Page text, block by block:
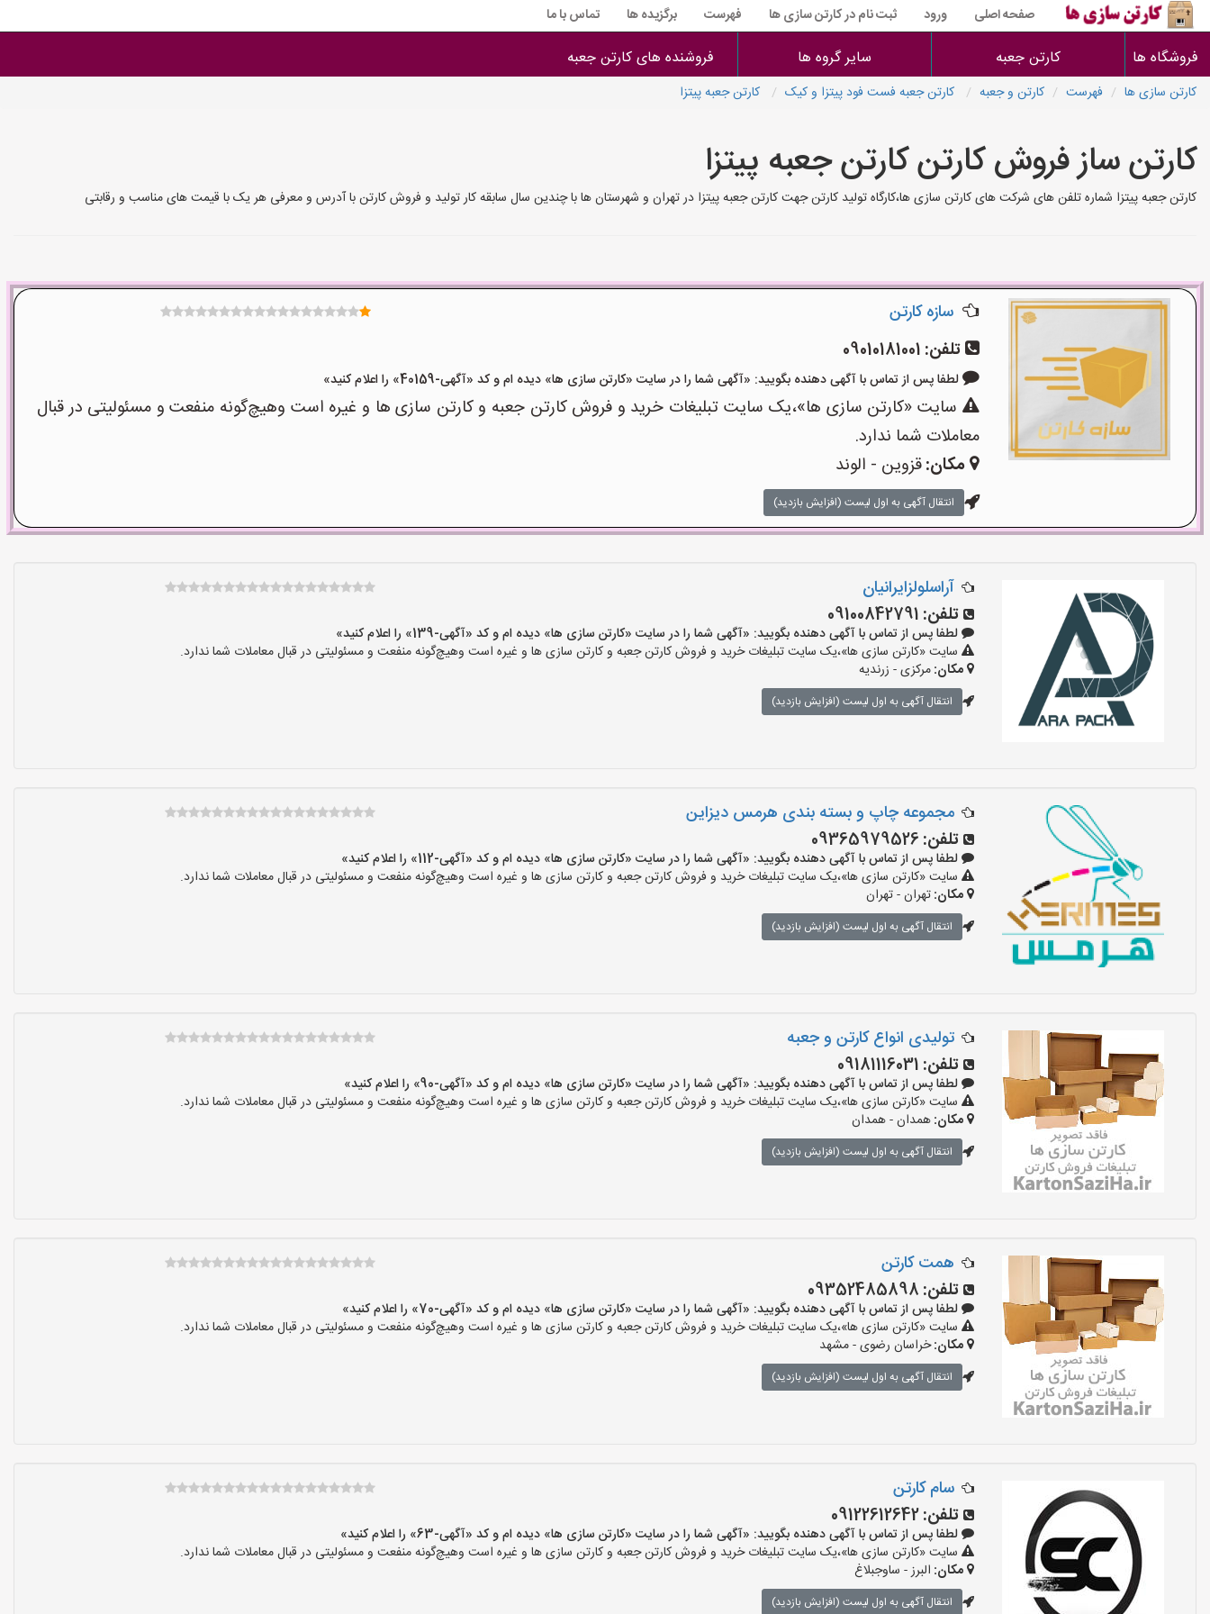
صفحه اصلی ورود ثبت نام در کارتن سازی ها فهرست برگزیده ها تماس با ما
فروشگاه ها کارتن جعبه سایر گروه ها فروشنده های کارتن جعبه
کارتن سازی ها فهرست کارتن و جعبه کارتن جعبه فست فود پیتزا و کیک کارتن جعبه پیتزا
کارتن ساز فروش کارتن کارتن جعبه پیتزا
کارتن جعبه پیتزا شماره تلفن های شرکت های کارتن سازی ها،کارگاه تولید کارتن جهت کارتن جعبه پیتزا در تهران و شهرستان ها با چندین سال سابقه کار تولید و فروش کارتن با آدرس و معرفی هر یک با قیمت های مناسب و رقابتی
سازه کارتن
تلفن: 09010181001
لطفا پس از تماس با آگهی دهنده بگویید: «آگهی شما را در سایت «کارتن سازی ها» دیده ام و کد «آگهی-40159» را اعلام کنید»
سایت «کارتن سازی ها»،یک سایت تبلیغات خرید و فروش کارتن جعبه و کارتن سازی ها و غیره است وهیچ‌گونه منفعت و مسئولیتی در قبال
معاملات شما ندارد.
مکان:قزوین - الوند
انتقال آگهی به اول لیست (افزایش بازدید)
آراسلولزایرانیان
تلفن: 09100842791
لطفا پس از تماس با آگهی دهنده بگویید: «آگهی شما را در سایت «کارتن سازی ها» دیده ام و کد «آگهی-139» را اعلام کنید»
سایت «کارتن سازی ها»،یک سایت تبلیغات خرید و فروش کارتن جعبه و کارتن سازی ها و غیره است وهیچ‌گونه منفعت و مسئولیتی در قبال معاملات شما ندارد.
مکان:مرکزی - زرندیه
انتقال آگهی به اول لیست (افزایش بازدید)
مجموعه چاپ و بسته بندی هرمس دیزاین
تلفن: 09365979526
لطفا پس از تماس با آگهی دهنده بگویید: «آگهی شما را در سایت «کارتن سازی ها» دیده ام و کد «آگهی-112» را اعلام کنید»
سایت «کارتن سازی ها»،یک سایت تبلیغات خرید و فروش کارتن جعبه و کارتن سازی ها و غیره است وهیچ‌گونه منفعت و مسئولیتی در قبال معاملات شما ندارد.
مکان:تهران - تهران
انتقال آگهی به اول لیست (افزایش بازدید)
تولیدی انواع کارتن و جعبه
تلفن: 09181116031
لطفا پس از تماس با آگهی دهنده بگویید: «آگهی شما را در سایت «کارتن سازی ها» دیده ام و کد «آگهی-90» را اعلام کنید»
سایت «کارتن سازی ها»،یک سایت تبلیغات خرید و فروش کارتن جعبه و کارتن سازی ها و غیره است وهیچ‌گونه منفعت و مسئولیتی در قبال معاملات شما ندارد.
مکان:همدان - همدان
انتقال آگهی به اول لیست (افزایش بازدید)
همت کارتن
تلفن: 09352485898
لطفا پس از تماس با آگهی دهنده بگویید: «آگهی شما را در سایت «کارتن سازی ها» دیده ام و کد «آگهی-70» را اعلام کنید»
سایت «کارتن سازی ها»،یک سایت تبلیغات خرید و فروش کارتن جعبه و کارتن سازی ها و غیره است وهیچ‌گونه منفعت و مسئولیتی در قبال معاملات شما ندارد.
مکان:خراسان رضوی - مشهد
انتقال آگهی به اول لیست (افزایش بازدید)
سام کارتن
تلفن:09122612642
لطفا پس از تماس با آگهی دهنده بگویید: «آگهی شما را در سایت «کارتن سازی ها» دیده ام و کد «آگهی-63» را اعلام کنید»
سایت «کارتن سازی ها»،یک سایت تبلیغات خرید و فروش کارتن جعبه و کارتن سازی ها و غیره است وهیچ‌گونه منفعت و مسئولیتی در قبال معاملات شما ندارد.
مکان: البرز - ساوجبلاغ
انتقال آگهی به اول لیست (افزایش بازدید)